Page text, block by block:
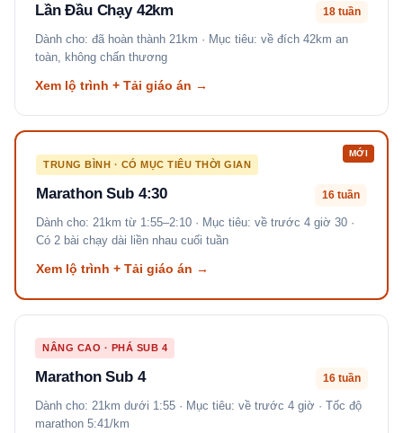
Lần Đầu Chạy 42km 18 tuần
Dành cho: đã hoàn thành 21km · Mục tiêu: về đích 42km an
toàn, không chấn thương
Xem lộ trình + Tải giáo án →
TRUNG BÌNH · CÓ MỤC TIÊU THỜI GIAN
MỚI
Marathon Sub 4:30 16 tuần
Dành cho: 21km từ 1:55–2:10 · Mục tiêu: về trước 4 giờ 30 ·
Có 2 bài chạy dài liền nhau cuối tuần
Xem lộ trình + Tải giáo án →
NÂNG CAO · PHÁ SUB 4
Marathon Sub 4 16 tuần
Dành cho: 21km dưới 1:55 · Mục tiêu: về trước 4 giờ · Tốc độ
marathon 5:41/km